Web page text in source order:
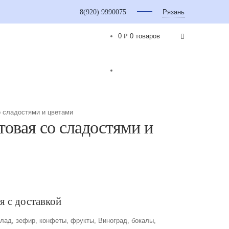
8(920) 9990075 Рязань
0 ₽ 0 товаров
и цветами
со сладостями и
с доставкой
зефир, конфеты, фрукты, Виноград, бокалы,